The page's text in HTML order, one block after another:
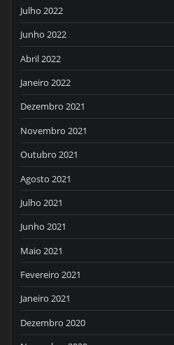
Julho 2022
Junho 2022
Abril 2022
Janeiro 2022
Dezembro 2021
Novembro 2021
Outubro 2021
Agosto 2021
Julho 2021
Junho 2021
Maio 2021
Fevereiro 2021
Janeiro 2021
Dezembro 2020